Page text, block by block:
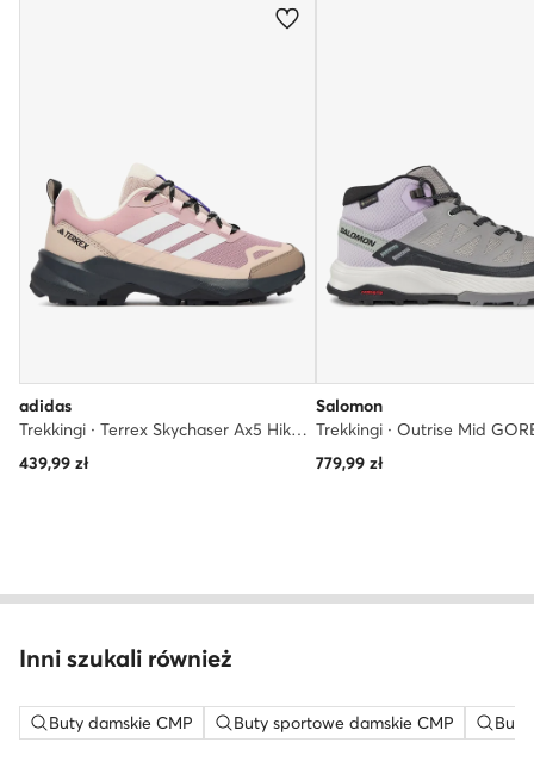
adidas
Trekkingi · Terrex Skychaser Ax5 Hiking Shoes KJ0049 · Różowy
439,99 zł
Salomon
779,99zł
Inni szukali również
Buty damskie CMP Buty sportowe damskie CMP Buty